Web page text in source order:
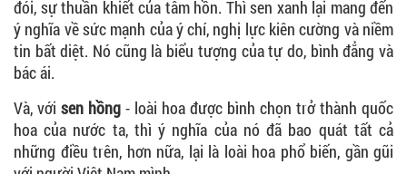
đói, sự thuần khiết của tâm hồn. Thì sen xanh lại mang đến
ý nghĩa về sức mạnh của ý chí, nghị lực kiên cường và niềm
tin bất diệt. Nó cũng là biểu tượng của tự do, bình đẳng và
bác ái.
Và, với sen hồng - loài hoa được bình chọn trở thành quốc
hoa của nước ta, thì ý nghĩa của nó đã bao quát tất cả
những điều trên, hơn nữa, lại là loài hoa phổ biến, gần gũi